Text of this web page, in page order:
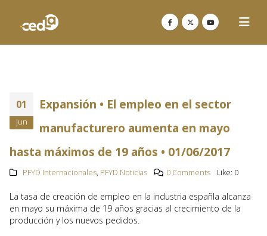
01
Jun
Expansión • El empleo en el sector
manufacturero aumenta en mayo
hasta máximos de 19 años • 01/06/2017
PFYD Internacionales, PFYD Noticias 0 Comments Like: 0
La tasa de creación de empleo en la industria españla alcanza
en mayo su máxima de 19 años gracias al crecimiento de la
producción y los nuevos pedidos.